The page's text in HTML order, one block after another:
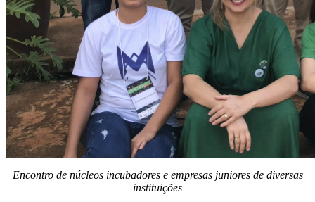
Encontro de núcleos incubadores e empresas juniores de diversas
instituições